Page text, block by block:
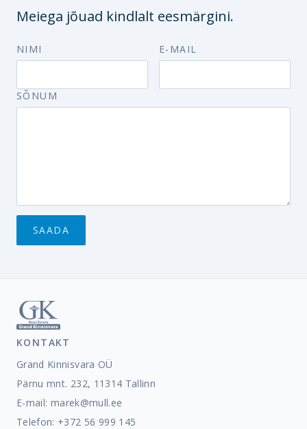
Meiega jõuad kindlalt eesmärgini.
NIMI E-MAIL
SÕNUM
KONTAKT
Grand Kinnisvara OÜ
Pärnu mnt. 232, 11314 Tallinn
E-mail: marek@mull.ee
Telefon: +372 56 999 145